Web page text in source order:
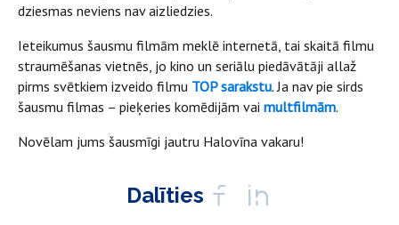
dziesmas neviens nav aizliedzies.
Ieteikumus šausmu filmām meklē internetā, tai skaitā filmu
straumēšanas vietnēs, jo kino un seriālu piedāvātāji allaž
pirms svētkiem izveido filmu TOP sarakstu. Ja nav pie sirds
šausmu filmas – pieķeries komēdijām vai multfilmām.
Novēlam jums šausmīgi jautru Halovīna vakaru!
Dalīties